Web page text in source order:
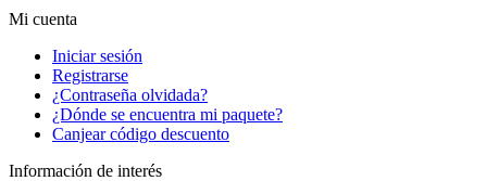
Mi cuenta
Iniciar sesión
Registrarse
¿Contraseña olvidada?
¿Dónde se encuentra mi paquete?
Canjear código descuento
Información de interés